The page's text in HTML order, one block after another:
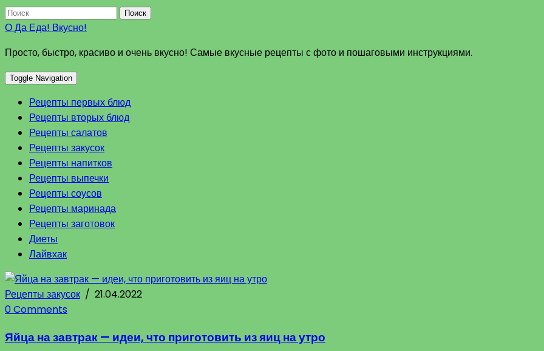
Поиск
О Да Еда! Вкусно!
Просто, быстро, красиво и очень вкусно! Самые вкусные рецепты с фото и пошаговыми инструкциями.
Toggle Navigation
Рецепты первых блюд
Рецепты вторых блюд
Рецепты салатов
Рецепты закусок
Рецепты напитков
Рецепты выпечки
Рецепты соусов
Рецепты маринада
Рецепты заготовок
Диеты
Лайвхак
Рецепты закусок / 21.04.2022
0 Comments
Яйца на завтрак — идеи, что приготовить из яиц на утро